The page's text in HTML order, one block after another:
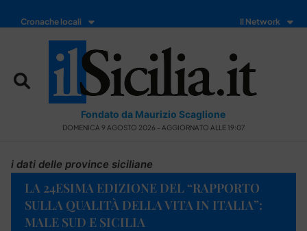
Cronache locali Il Network
Fondato da Maurizio Scaglione
DOMENICA 9 AGOSTO 2026 - AGGIORNATO ALLE 19:07
i dati delle province siciliane
LA 24ESIMA EDIZIONE DEL “RAPPORTO
SULLA QUALITÀ DELLA VITA IN ITALIA”:
MALE SUD E SICILIA